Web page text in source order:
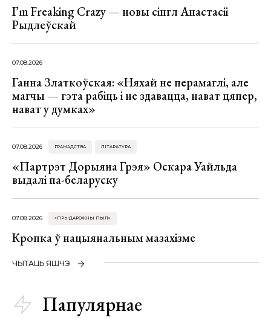
I’m Freaking Crazy — новы сінгл Анастасіі
Рыдлеўскай
07.08.2026
Ганна Златкоўская: «Няхай не перамаглі, але
магчы — гэта рабіць і не здавацца, нават цяпер,
нават у думках»
07.08.2026 ГРАМАДСТВА ЛІТАРАТУРА
«Партрэт Дорыяна Грэя» Оскара Уайльда
выдалі па-беларуску
07.08.2026 «ПРЫДАРОЖНЫ ПЫЛ»
Кропка ў нацыянальным мазахізме
ЧЫТАЦЬ ЯШЧЭ
Папулярнае